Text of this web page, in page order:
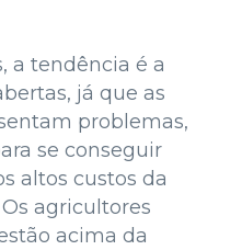
a tendência é a
já que as
problemas,
se conseguir
altos custos da
agricultores
acima da